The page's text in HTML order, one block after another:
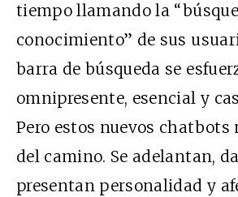
tiempo llamando la
conocimiento” de sus
barra de búsqueda se
omnipresente, esencial y
Pero estos nuevos chatbots
del camino. Se adelantan,
presentan personalidad y